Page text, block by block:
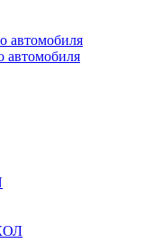
автомобиля
автомобиля